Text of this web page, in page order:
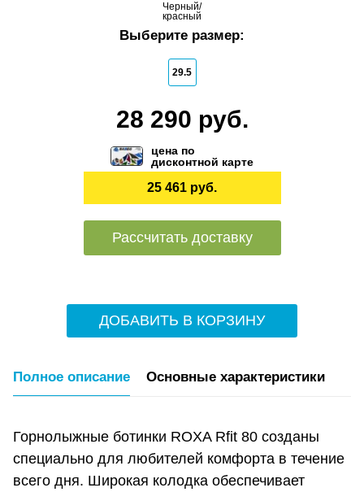
Черный/
красный
Выберите размер:
29.5
28 290 руб.
цена по
дисконтной карте
25 461 руб.
Рассчитать доставку
ДОБАВИТЬ В КОРЗИНУ
Полное описание Основные характеристики
Горнолыжные ботинки ROXA Rfit 80 созданы
специально для любителей комфорта в течение
всего дня. Широкая колодка обеспечивает